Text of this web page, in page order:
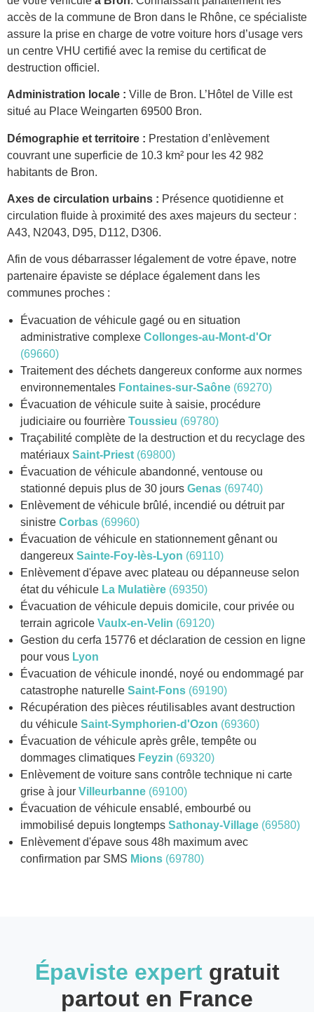
accès de la commune de Bron dans le Rhône, ce spécialiste
assure la prise en charge de votre voiture hors d’usage vers
un centre VHU certifié avec la remise du certificat de
destruction officiel.
Administration locale : Ville de Bron. L’Hôtel de Ville est
situé au Place Weingarten 69500 Bron.
Démographie et territoire : Prestation d’enlèvement
couvrant une superficie de 10.3 km² pour les 42 982
habitants de Bron.
Axes de circulation urbains : Présence quotidienne et
circulation fluide à proximité des axes majeurs du secteur :
A43, N2043, D95, D112, D306.
Afin de vous débarrasser légalement de votre épave, notre
partenaire épaviste se déplace également dans les
communes proches :
Évacuation de véhicule gagé ou en situation
administrative complexe Collonges-au-Mont-d'Or
(69660)
Traitement des déchets dangereux conforme aux normes
environnementales Fontaines-sur-Saône (69270)
Évacuation de véhicule suite à saisie, procédure
judiciaire ou fourrière Toussieu (69780)
Traçabilité complète de la destruction et du recyclage des
matériaux Saint-Priest (69800)
Évacuation de véhicule abandonné, ventouse ou
stationné depuis plus de 30 jours Genas (69740)
Enlèvement de véhicule brûlé, incendié ou détruit par
sinistre Corbas (69960)
Évacuation de véhicule en stationnement gênant ou
dangereux Sainte-Foy-lès-Lyon (69110)
Enlèvement d'épave avec plateau ou dépanneuse selon
état du véhicule La Mulatière (69350)
Évacuation de véhicule depuis domicile, cour privée ou
terrain agricole Vaulx-en-Velin (69120)
Gestion du cerfa 15776 et déclaration de cession en ligne
pour vous Lyon
Évacuation de véhicule inondé, noyé ou endommagé par
catastrophe naturelle Saint-Fons (69190)
Récupération des pièces réutilisables avant destruction
du véhicule Saint-Symphorien-d'Ozon (69360)
Évacuation de véhicule après grêle, tempête ou
dommages climatiques Feyzin (69320)
Enlèvement de voiture sans contrôle technique ni carte
grise à jour Villeurbanne (69100)
Évacuation de véhicule ensablé, embourbé ou
immobilisé depuis longtemps Sathonay-Village (69580)
Enlèvement d'épave sous 48h maximum avec
confirmation par SMS Mions (69780)
Épaviste expertgratuit
partout en France